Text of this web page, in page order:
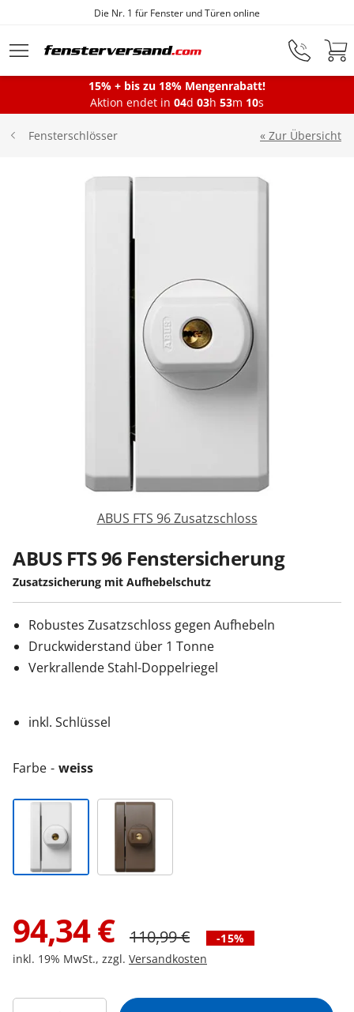
Zum Hauptinhalt springen
Die Nr. 1 für Fenster und Türen online
Montageservice
Sonnenschutz
Zäune & Tore
Garagentore
Kontakt / Hilfe
15% + bis zu 18% Mengenrabatt!
Aktion endet in 04d 03h 53m 10s
« Zur Übersicht
Fensterschlösser
ABUS FTS 96 Zusatzschloss
ABUS FTS 96 Fenstersicherung
Zusatzsicherung mit Aufhebelschutz
Robustes Zusatzschloss gegen Aufhebeln
Druckwiderstand über 1 Tonne
Verkrallende Stahl-Doppelriegel
inkl. Schlüssel
Farbe weiss
94,34€ 110,99€
-15%
inkl. 19% MwSt., zzgl. Versandkosten